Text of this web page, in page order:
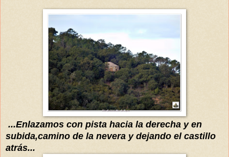
...Enlazamos con pista hacia la derecha y en
subida,camino de la nevera y dejando el castillo
atrás...